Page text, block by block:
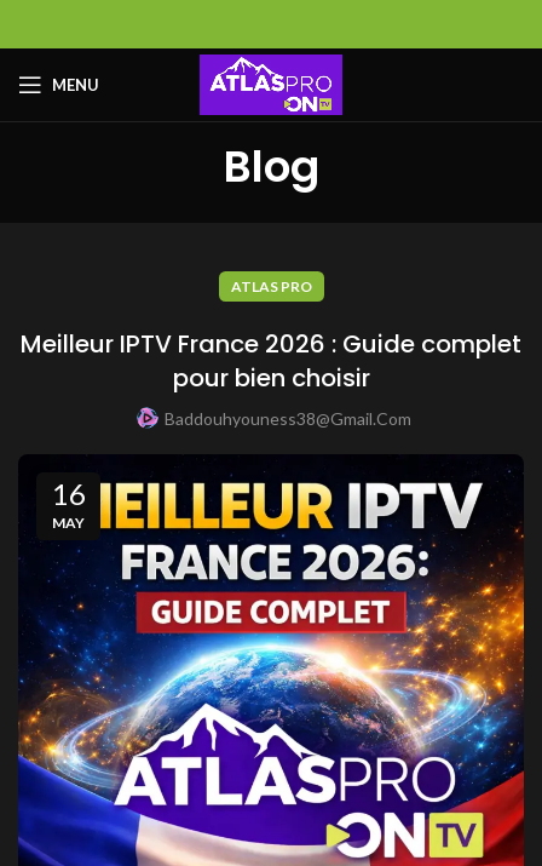
MENU
Blog
ATLAS PRO
Meilleur IPTV France 2026 : Guide complet
pour bien choisir
Baddouhyouness38@gmail.com
16
MAY